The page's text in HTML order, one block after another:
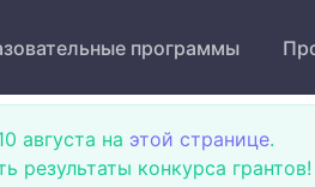
программы
августа на этой странице.
результаты конкурса грантов!